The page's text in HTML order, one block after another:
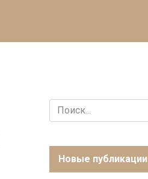
Search
for:
Новые публикации